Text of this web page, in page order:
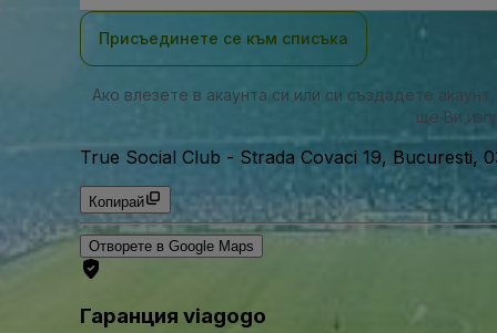
Присъединете се към списъка
Ако влезете в акаунта си или си създадете
ще Ви
True Social Club - Strada Covaci 19, Bucuresti,
Копирай
Отворете в Google Maps
Гаранция viagogo